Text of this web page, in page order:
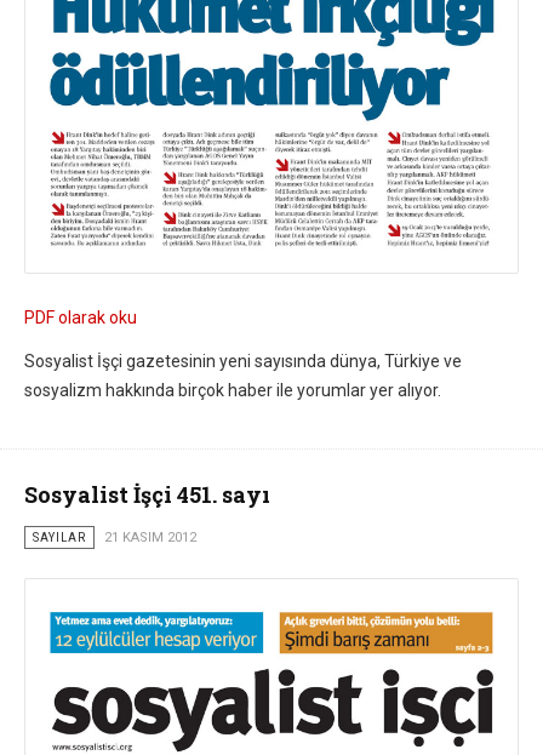
PDF olarak oku
Sosyalist İşçi gazetesinin yeni sayısında dünya, Türkiye ve
sosyalizm hakkında birçok haber ile yorumlar yer alıyor.
Sosyalist İşçi 451. sayı
SAYILAR 21 KASIM 2012